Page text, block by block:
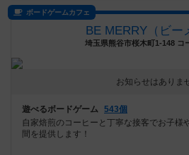
ボードゲームカフェ
BE MERRY（ビー
埼玉県熊谷市桜木町1-148 コ
お知らせはありま
遊べるボードゲーム 543個
自家焙煎のコーヒーと丁寧な接客でお子様
間を提供します！